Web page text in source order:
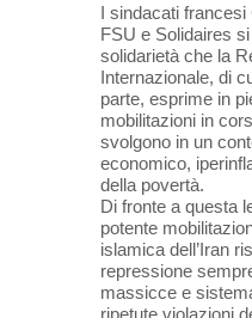
I sindacati francesi
FSU e Solidaires
solidarietà che la
Internazionale, di
parte, esprime in
mobilitazioni in
svolgono in un
economico,
della povertà.
Di fronte a questa
potente
islamica dell’Iran
repressione
massicce e
ripetute violazioni